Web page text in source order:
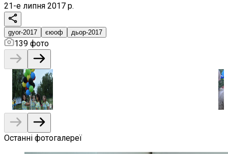
21-е липня 2017 р.
gyor-2017 єюоф дьор-2017
139 фото
Останні фотогалереї